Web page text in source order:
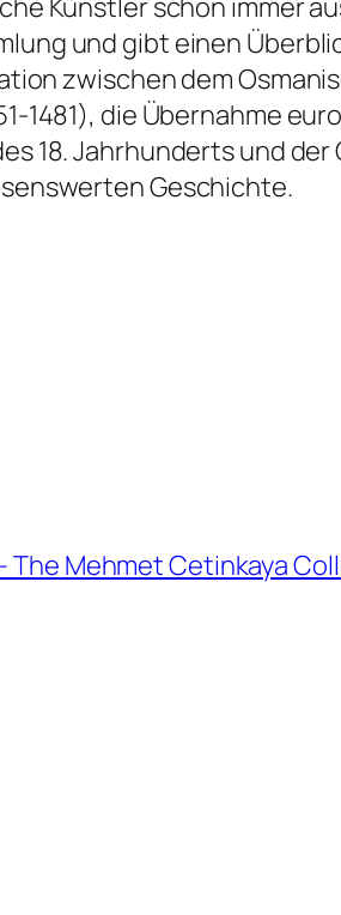
und gibt einen
zwischen dem
1481), die Übernahme
18. Jahrhunderts und
Geschichte.
The Mehmet Cetinkaya